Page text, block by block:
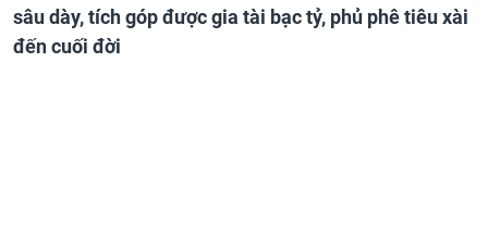
sâu dày, tích góp được gia tài bạc tỷ, phủ phê tiêu xài
đến cuối đời